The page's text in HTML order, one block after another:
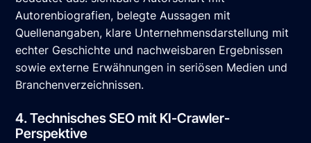
Autorenbiografien, belegte Aussagen mit
Quellenangaben, klare Unternehmensdarstellung mit
echter Geschichte und nachweisbaren Ergebnissen
sowie externe Erwähnungen in seriösen Medien und
Branchenverzeichnissen.
4. Technisches SEO mit KI-Crawler-
Perspektive